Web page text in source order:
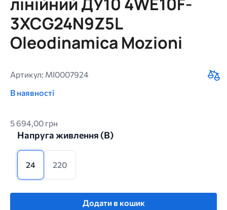
3XCG24N9Z5L
Oleodinamica Mozioni
Артикул: MI0007924
В наявності
5 694,00 грн
Напруга живлення (B)
24 220
Додати в кошик